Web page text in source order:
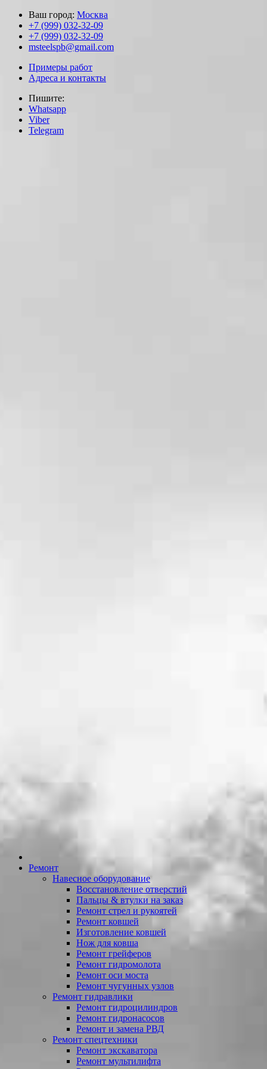
Ваш город: Москва
+7 (999) 032-32-09
+7 (999) 032-32-09
msteelspb@gmail.com
Примеры работ
Адреса и контакты
Пишите:
Whatsapp
Viber
Telegram
Ремонт
Навесное оборудование
Восстановление отверстий
Пальцы & втулки на заказ
Ремонт стрел и рукоятей
Ремонт ковшей
Изготовление ковшей
Нож для ковша
Ремонт грейферов
Ремонт гидромолота
Ремонт оси моста
Ремонт чугунных узлов
Ремонт гидравлики
Ремонт гидроцилиндров
Ремонт гидронасосов
Ремонт и замена РВД
Ремонт спецтехники
Ремонт экскаватора
Ремонт мультилифта